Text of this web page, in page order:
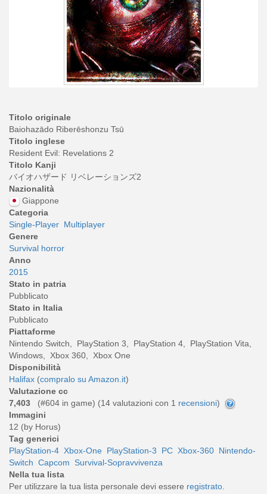
Titolo originale
Baiohazādo Riberēshonzu Tsū
Titolo inglese
Resident Evil: Revelations 2
Titolo Kanji
バイオハザード リベレーションズ2
Nazionalità
Giappone
Categoria
Single-Player Multiplayer
Genere
Survival horror
Anno
2015
Stato in patria
Pubblicato
Stato in Italia
Pubblicato
Piattaforme
Nintendo Switch, PlayStation 3, PlayStation 4, PlayStation Vita,
Windows, Xbox 360, Xbox One
Disponibilità
Halifax (compralo su Amazon.it)
Valutazione cc
7,403
(#604 in game) (14 valutazioni con 1 recensioni)
Immagini
12 (by Horus)
Tag generici
PlayStation-4 Xbox-One PlayStation-3 PC Xbox-360 Nintendo-
Switch Capcom
Survival-Sopravvivenza
Nella tua lista
Per utilizzare la tua lista personale devi essere registrato.